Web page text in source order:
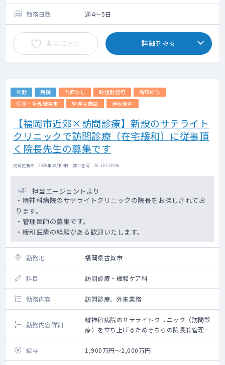
勤務日数 週4～5日
お気に入り 詳細をみる
常勤 病院 当直なし 時短勤務可
高額給与
院長・管理職募集
綺麗な施設 通勤便利
【福岡市近郊×訪問診療】新設のサテライト
クリニックで訪問診療（在宅緩和）に従事頂
く院長先生の募集です
掲載更新日 : 2026年08月04日 案件番号 : 26-JF313946
担当エージェントより
・精神科病院のサテライトクリニックの院長をお探しされてお
ります。
・管理医師の募集です。
・緩和医療の経験がある歓迎いたします。
勤務地 福岡県古賀市
科目 訪問診療・緩和ケア科
勤務内容 訪問診療、外来業務
勤務内容詳細
精神科病院のサテライトクリニック（訪問診
療）を立ち上げるためそちらの院長兼管理者
になっていただける方を探しております。
給与
1,900万円～2,000万円